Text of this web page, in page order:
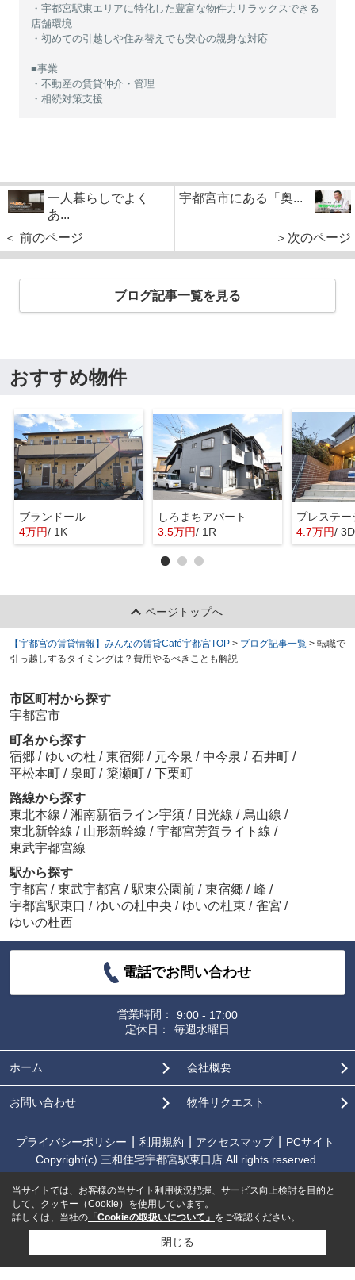
・宇都宮駅東エリアに特化した豊富な物件力リラックスできる
店舗環境
・初めての引越しや住み替えでも安心の親身な対応
■事業
・不動産の賃貸仲介・管理
・相続対策支援
一人暮らしでよく
あ...
＜ 前のページ
宇都宮市にある「奥...
＞次のページ
ブログ記事一覧を見る
おすすめ物件
ブランドール
4万円/ 1K
しろまちアパート
3.5万円/ 1R
プレステー
4.7万円/
ページトップへ
【宇都宮の賃貸情報】みんなの賃貸Café宇都宮TOP > ブログ記事一覧 > 転職で
引っ越しするタイミングは？費用やるべきことも解説
市区町村から探す
宇都宮市
町名から探す
宿郷 / ゆいの杜 / 東宿郷 / 元今泉 / 中今泉 / 石井町 /
平松本町 / 泉町 / 簗瀬町 / 下栗町
路線から探す
東北本線 / 湘南新宿ライン宇須 / 日光線 / 烏山線 /
東北新幹線 / 山形新幹線 / 宇都宮芳賀ライト線 /
東武宇都宮線
駅から探す
宇都宮 / 東武宇都宮 / 駅東公園前 / 東宿郷 / 峰 /
宇都宮駅東口 / ゆいの杜中央 / ゆいの杜東 / 雀宮 /
ゆいの杜西
電話でお問い合わせ
営業時間：
9:00 - 17:00
定休日：
毎週水曜日
ホーム 会社概要
お問い合わせ 物件リクエスト
プライバシーポリシー 利用規約 アクセスマップ
PCサイト
Copyright(c) 三和住宅宇都宮駅東口店 All rights reserved.
当サイトでは、お客様の当サイト利用状況把握、サービス向上検討を目的と
して、クッキー（Cookie）を使用しています。
詳しくは、当社の 「Cookieの取扱いについて」 をご確認ください。
閉じる